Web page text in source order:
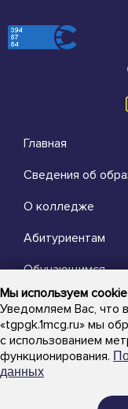
Главная
Сведения об
О колледже
Абитуриентам
Обучающимся
Выпускникам
Преподавателям
Новости
Мы используем cookie
Уведомляем Вас, что
«tgpgk.1mcg.ru» мы
с использованием
функционирования.
данных